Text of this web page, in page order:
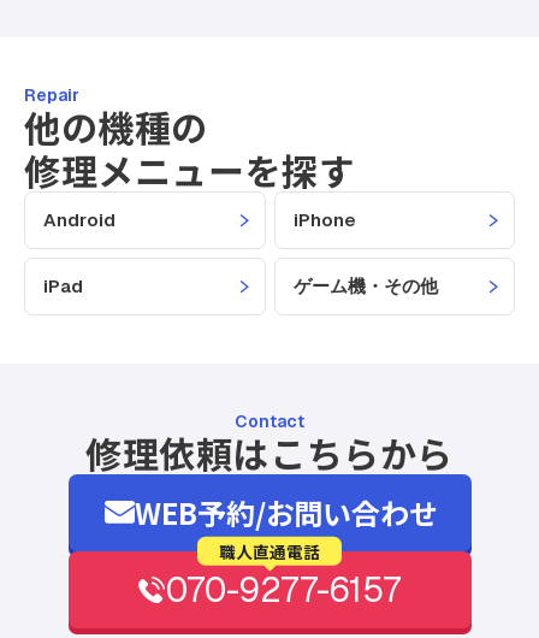
Repair
他の機種の
修理メニューを探す
Android iPhone
iPad ゲーム機・その他
Contact
修理依頼はこちらから
WEB予約/お問い合わせ
職人直通電話
070-9277-6157